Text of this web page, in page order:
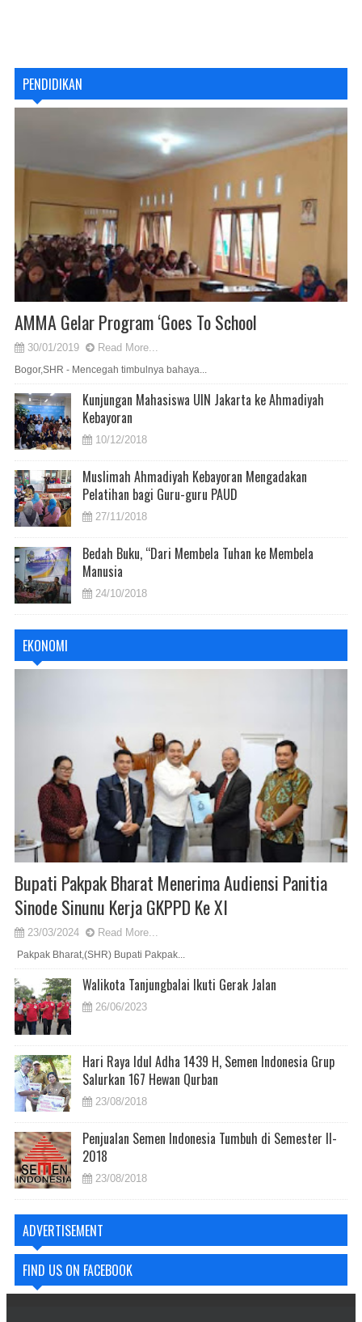
PENDIDIKAN
AMMA Gelar Program ‘Goes To School
30/01/2019 Read More...
Bogor,SHR - Mencegah timbulnya bahaya...
Kunjungan Mahasiswa UIN Jakarta ke Ahmadiyah
Kebayoran
10/12/2018
Muslimah Ahmadiyah Kebayoran Mengadakan
Pelatihan bagi Guru-guru PAUD
27/11/2018
Bedah Buku, “Dari Membela Tuhan ke Membela
Manusia
24/10/2018
EKONOMI
Bupati Pakpak Bharat Menerima Audiensi Panitia
Sinode Sinunu Kerja GKPPD Ke XI
23/03/2024 Read More...
Pakpak Bharat,(SHR) Bupati Pakpak...
Walikota Tanjungbalai Ikuti Gerak Jalan
26/06/2023
Hari Raya Idul Adha 1439 H, Semen Indonesia Grup
Salurkan 167 Hewan Qurban
23/08/2018
Penjualan Semen Indonesia Tumbuh di Semester II-
2018
23/08/2018
ADVERTISEMENT
FIND US ON FACEBOOK